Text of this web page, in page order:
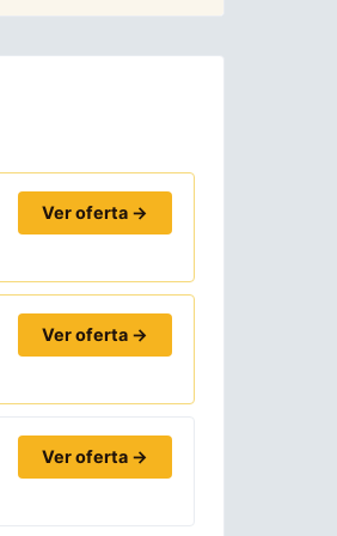
Ver oferta →
Ver oferta →
Ver oferta →